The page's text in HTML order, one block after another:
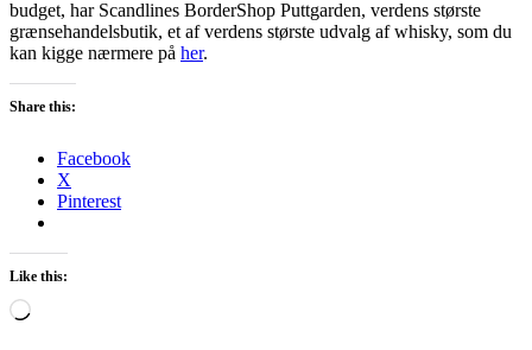
budget, har Scandlines BorderShop Puttgarden, verdens største
grænsehandelsbutik, et af verdens største udvalg af whisky, som du
kan kigge nærmere på her.
Share this:
Facebook
X
Pinterest
Like this:
Loading…